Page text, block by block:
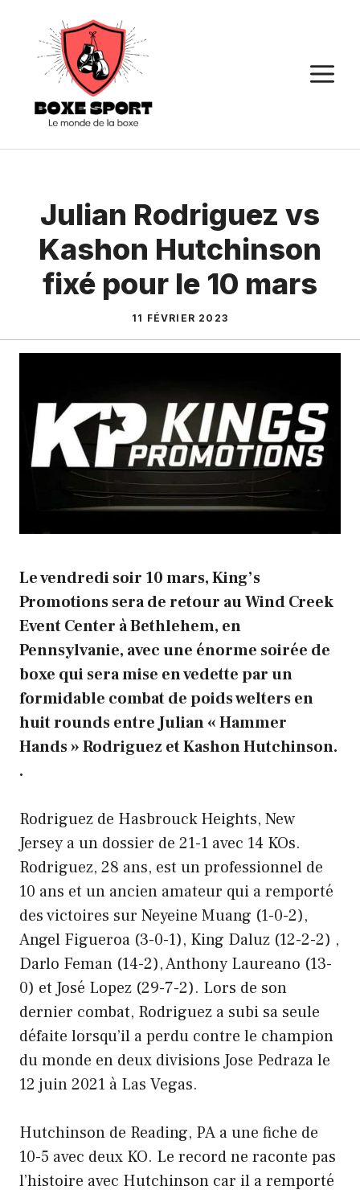
contenu
Julian Rodriguez vs
Kashon Hutchinson
fixé pour le 10 mars
11 FÉVRIER 2023
Le vendredi soir 10 mars, King’s
Promotions sera de retour au Wind Creek
Event Center à Bethlehem, en
Pennsylvanie, avec une énorme soirée de
boxe qui sera mise en vedette par un
formidable combat de poids welters en
huit rounds entre Julian « Hammer
Hands » Rodriguez et Kashon Hutchinson.
.
Rodriguez de Hasbrouck Heights, New
Jersey a un dossier de 21-1 avec 14 KOs.
Rodriguez, 28 ans, est un professionnel de
10 ans et un ancien amateur qui a remporté
des victoires sur Neyeine Muang (1-0-2),
Angel Figueroa (3-0-1), King Daluz (12-2-2) ,
Darlo Feman (14-2), Anthony Laureano (13-
0) et José Lopez (29-7-2). Lors de son
dernier combat, Rodriguez a subi sa seule
défaite lorsqu’il a perdu contre le champion
du monde en deux divisions Jose Pedraza le
12 juin 2021 à Las Vegas.
Hutchinson de Reading, PA a une fiche de
10-5 avec deux KO. Le record ne raconte pas
l’histoire avec Hutchinson car il a remporté